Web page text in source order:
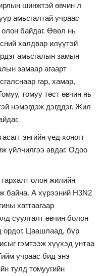
шинжтэй өвчин л
амьсгалтай учраас
байдаг. Өвөл нь
халдвар илүүтэй
амьсгалын замын
замаар агаарт
гар, хамар,
томуу төст өвчин нь
нэмэгдэж дэгддэг. Жил
энгийн үед хоногт
үйлчилгээ авдаг. Одоо
олон жилийн
байна. А хүрээний H3N2
хатгаагаар
суулгалт өвчин болон
Цаашлаад, бүр
гэмтээж хүүхэд унтаа
учраас бид энэ
тулд томуугийн